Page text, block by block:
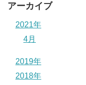
アーカイブ
2021年
4月
2019年
2018年